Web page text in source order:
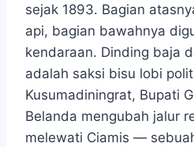
sejak 1893. Bagian
api, bagian bawahnya
kendaraan. Dinding baja
adalah saksi bisu lobi
Kusumadiningrat, Bupati
Belanda mengubah jalur
melewati Ciamis —